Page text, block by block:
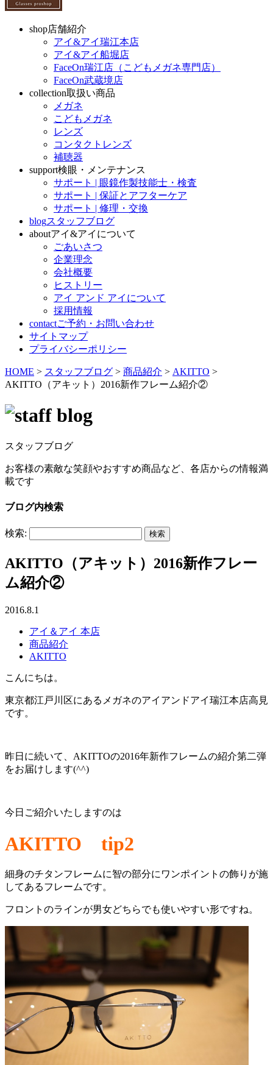
shop店舗紹介
アイ&アイ瑞江本店
アイ&アイ船堀店
FaceOn瑞江店（こどもメガネ専門店）
FaceOn武蔵境店
collection取扱い商品
メガネ
こどもメガネ
レンズ
コンタクトレンズ
補聴器
support検眼・メンテナンス
サポート | 眼鏡作製技能士・検査
サポート | 保証とアフターケア
サポート | 修理・交換
blogスタッフブログ
aboutアイ&アイについて
ごあいさつ
企業理念
会社概要
ヒストリー
アイ アンド アイについて
採用情報
contactご予約・お問い合わせ
サイトマップ
プライバシーポリシー
HOME > スタッフブログ > 商品紹介 > AKITTO >
AKITTO（アキット）2016新作フレーム紹介②
スタッフブログ
お客様の素敵な笑顔やおすすめ商品など、各店からの情報満
載です
ブログ内検索
検索:
AKITTO（アキット）2016新作フレー
ム紹介②
2016.8.1
アイ＆アイ 本店
商品紹介
AKITTO
こんにちは。
東京都江戸川区にあるメガネのアイアンドアイ瑞江本店高見
です。
昨日に続いて、AKITTOの2016年新作フレームの紹介第二弾
をお届けします(^^)
今日ご紹介いたしますのは
AKITTO tip2
細身のチタンフレームに智の部分にワンポイントの飾りが施
してあるフレームです。
フロントのラインが男女どちらでも使いやすい形ですね。